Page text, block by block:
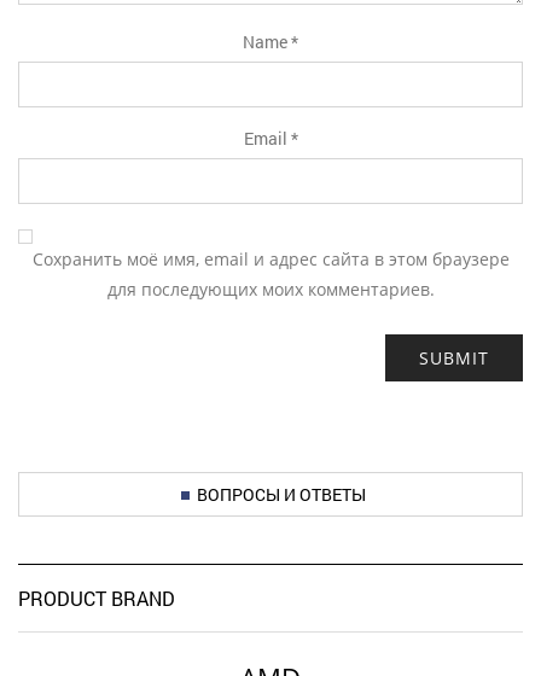
Name*
Email *
Сохранить моё имя, email и адрес сайта в этом браузере
для последующих моих комментариев.
ВОПРОСЫ И ОТВЕТЫ
PRODUCT BRAND